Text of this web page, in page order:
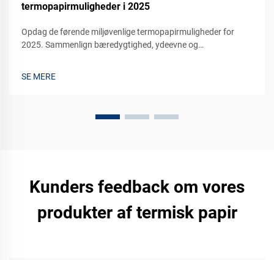
termopapirmuligheder i 2025
Opdag de førende miljøvenlige termopapirmuligheder for
2025. Sammenlign bæredygtighed, ydeevne og
SE MERE
Kunders feedback om vores
produkter af termisk papir